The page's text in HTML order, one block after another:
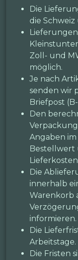
Die
die
Zoll- und
möglich.
Je nach
senden wir
Briefpost
Den
Angaben im
Bestellwert
Die
innerhalb
Warenkorb
informieren.
Die
Arbeitstage.
Die Fristen